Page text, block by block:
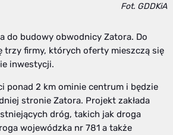
Fot. GDDKiA
do budowy obwodnicy Zatora. Do
trzy firmy, których oferty mieszczą się
inwestycji.
ponad 2 km ominie centrum i będzie
stronie Zatora. Projekt zakłada
dróg, takich jak droga
wojewódzka nr 781 a także